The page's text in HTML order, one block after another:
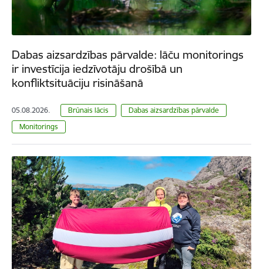
Dabas aizsardzības pārvalde: lāču monitorings
ir investīcija iedzīvotāju drošībā un
konfliktsituāciju risināšanā
05.08.2026. Brūnais lācis
Dabas aizsardzības pārvalde
Monitorings